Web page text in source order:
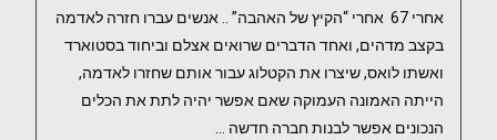
אחרי 67 אחרי “הקיץ של האהבה” .. אנשים עברו חזרה לאדמה
בקצב מדהים, ואחד הדברים שרואים אצלם וביחוד בסטוארד
ואשתו לואס, שיצרו את הקטלוג עבור אותם שחזרו לאדמה,
הייתה האמונה העמוקה שאם אפשר יהיה לתת את הכלים
הנכונים אפשר לבנות חברה חדשה …